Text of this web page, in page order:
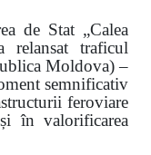
de Stat „Calea
traficul
Moldova) –
semnificativ
feroviare
în valorificarea